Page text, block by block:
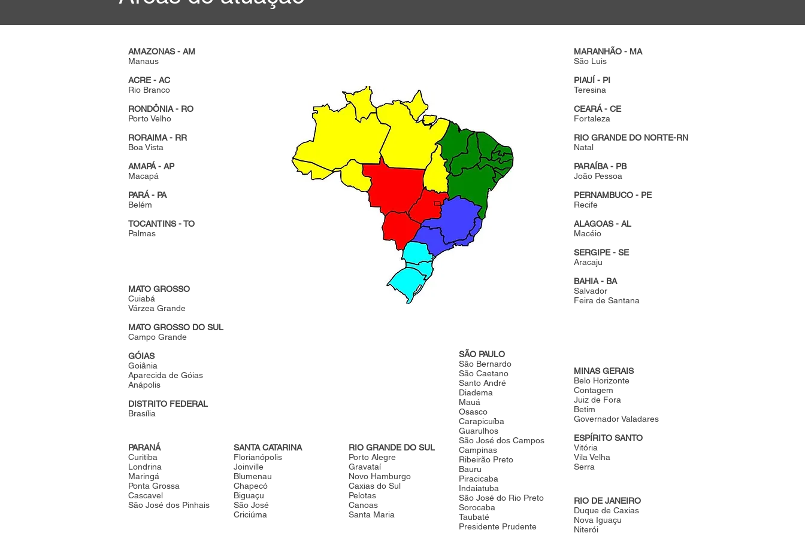
RIO GRANDE DO SUL
Porto Alegre
Gravataí
Novo Hamburgo
Caxias do Sul
Pelotas
Canoas
Santa Maria
SANTA CATARINA
Florianópolis
Joinville
Blumenau
Chapecó
Biguaçu
São José
Criciúma
PARANÁ
Curitiba
Londrina
Maringá
Ponta Grossa
Cascavel
São José dos Pinhais
SÃO PAULO
Sâo Bernardo
São Caetano
Santo André
Diadema
Mauá
Osasco
Carapicuíba
Guarulhos
São José dos Campos
Campinas
Ribeirão Preto
Bauru
Piracicaba
Indaiatuba
São José do Rio Preto
Sorocaba
Taubaté
Presidente Prudente
MATO GROSSO
Cuiabá
Várzea Grande
MATO GROSSO DO SUL
Campo Grande
GÓIAS
Goiânia
Aparecida de Góias
Anápolis
DISTRITO FEDERAL
Brasília
AMAZONAS - AM
Manaus
ACRE - AC
Rio Branco
RONDÔNIA - RO
Porto Velho
RORAIMA - RR
Boa Vista
AMAPÁ - AP
Macapá
PARÁ - PA
Belém
TOCANTINS - TO
Palmas
MARANHÃO - MA
São Luis
PIAUÍ - PI
Teresina
CEARÁ - CE
Fortaleza
RIO GRANDE DO NORTE-RN
Natal
PARAÍBA - PB
João Pessoa
PERNAMBUCO - PE
Recife
ALAGOAS - AL
Macéio
SERGIPE - SE
Aracaju
BAHIA - BA
Salvador
Feira de Santana
MINAS GERAIS
Belo Horizonte
Contagem
Juiz de Fora
Betim
Governador Valadares
ESPÍRITO SANTO
Vitória
Vila Velha
Serra
RIO DE JANEIRO
Duque de Caxias
Nova Iguaçu
Niterói